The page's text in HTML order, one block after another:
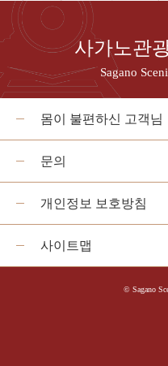
사가노관
Sagano
몸이 불편하신 고객님
문의
개인정보 보호방침
사이트맵
© Sagano